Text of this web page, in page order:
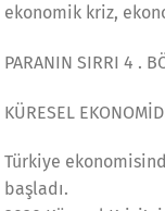
ekonomik kriz,
PARANIN SIRRI 4 .
KÜRESEL
Türkiye
başladı.